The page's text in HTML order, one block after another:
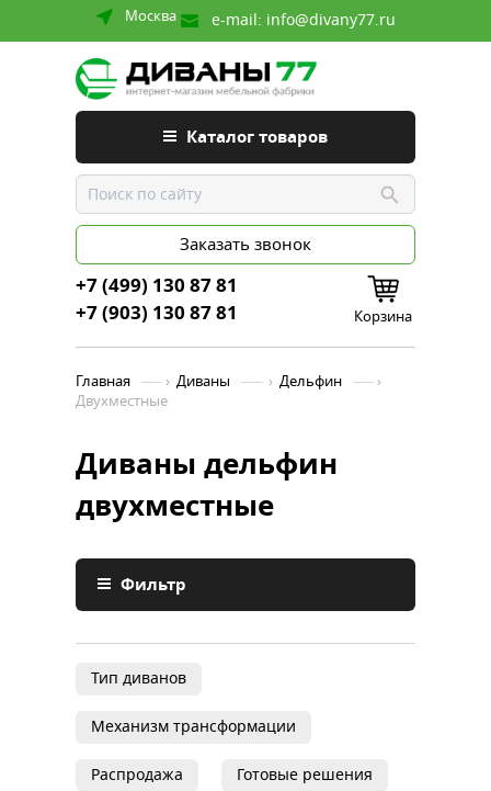
Москва e-mail: info@divany77.ru
Каталог товаров
Заказать звонок
+7 (499) 130 87 81
+7 (903) 130 87 81
Корзина
Главная › Диваны › Дельфин
›
Двухместные
Диваны дельфин
двухместные
Фильтр
Тип диванов
Механизм трансформации
Распродажа Готовые решения